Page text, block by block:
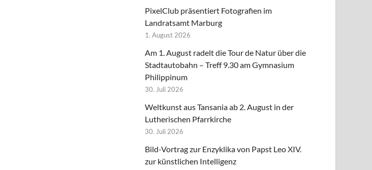
PixelClub präsentiert Fotografien im
Landratsamt Marburg
1. August 2026
Am 1. August radelt die Tour de Natur über die
Stadtautobahn – Treff 9.30 am Gymnasium
Philippinum
30. Juli 2026
Weltkunst aus Tansania ab 2. August in der
Lutherischen Pfarrkirche
30. Juli 2026
Bild-Vortrag zur Enzyklika von Papst Leo XIV.
zur künstlichen Intelligenz